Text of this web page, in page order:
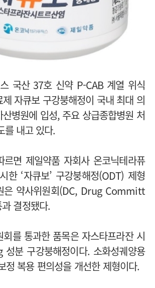
국산 37호 신약 P-CAB 계열 위식
제자큐보 구강붕해정이 국내 최대 의
병원에 입성, 주요 상급종합병원 처
를 내고 있다.
르면 제일약품 자회사 온코닉테라퓨
한 ‘자큐보’ 구강붕해정(ODT) 제형
은 약사위원회(DC, Drug Committ
결정됐다.
회를 통과한 품목은 자스타프라잔 시
분 구강붕해정이다. 소화성궤양용
정 복용 편의성을 개선한 제형이다.